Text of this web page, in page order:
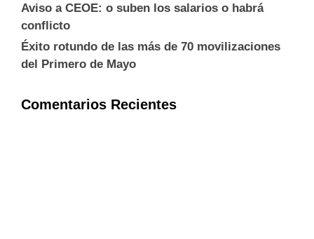
Aviso a CEOE: o suben los salarios o habrá
conflicto
Éxito rotundo de las más de 70 movilizaciones
del Primero de Mayo
Comentarios Recientes